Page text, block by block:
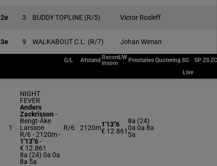
2e 3 BUDDY TOPLINE (R/5) Victor Rosleff
3e 9 WALKABOUT C.L. (R/7) Johan Wiman
G/L Afstand Record/W
insom
PrestatiesQuoteringSG SPZSZC
Live
1
NIGHT
FEVER
Anders
Zackrisson -
Bengt-Åke
Larsson
R/6 - 2120m-
1'13"6-
€ 12.861
8a (24) 0a 0a
8a 5a
R/6 2120m1'13"6
€ 12.861
8a (24)
0a 0a 8a
5a